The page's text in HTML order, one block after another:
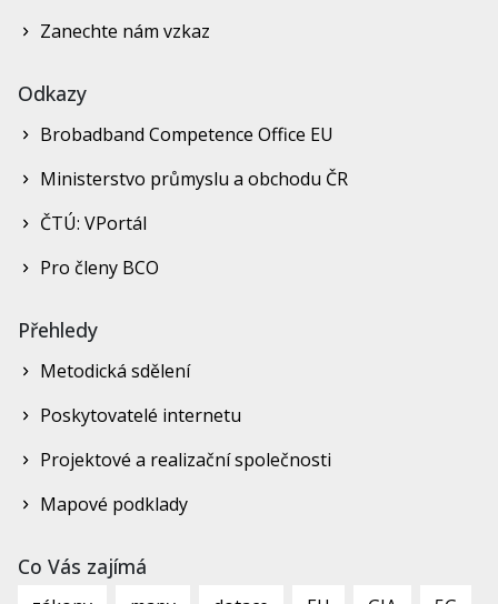
Zanechte nám vzkaz
Odkazy
Brobadband Competence Office EU
Ministerstvo průmyslu a obchodu ČR
ČTÚ: VPortál
Pro členy BCO
Přehledy
Metodická sdělení
Poskytovatelé internetu
Projektové a realizační společnosti
Mapové podklady
Co Vás zajímá